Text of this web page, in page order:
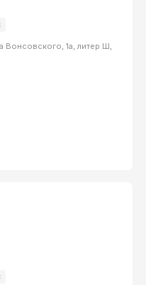
Вонсовского, 1а, литер Ш,